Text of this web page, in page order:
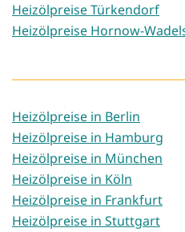
Heizölpreise Türkendorf
Heizölpreise Hornow-
Heizölpreise in Berlin
Heizölpreise in Hamburg
Heizölpreise in München
Heizölpreise in Köln
Heizölpreise in Frankfurt
Heizölpreise in Stuttgart